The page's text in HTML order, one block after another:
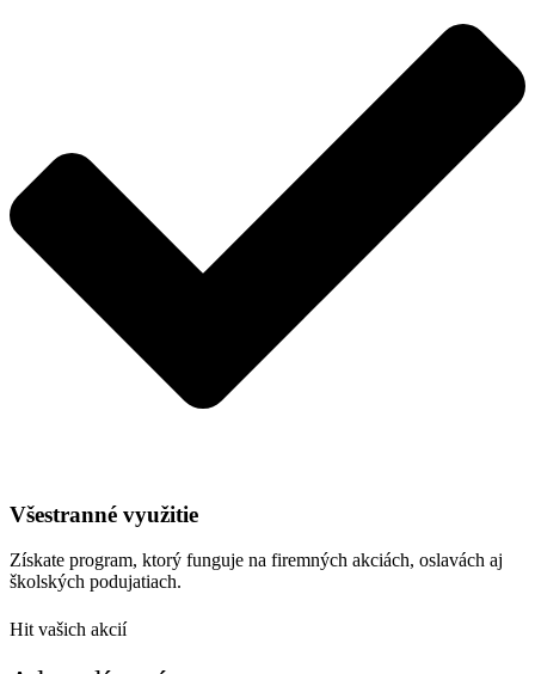
Všestranné využitie
Získate program, ktorý funguje na firemných akciách, oslavách aj
školských podujatiach.
Hit vašich akcií